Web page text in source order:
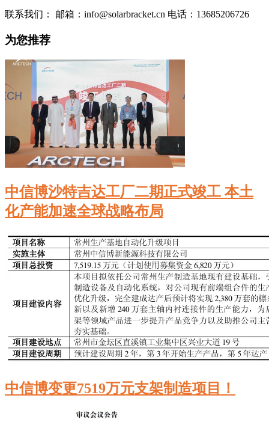
联系我们： 邮箱：info@solarbracket.cn 电话：13685206726
为您推荐
中信博沙特吉达工厂二期正式竣工 本土
化产能加速全球战略布局
中信博变更7519万元支架制造项目！